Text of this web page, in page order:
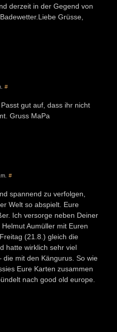
derzeit in der Gegend von
Grüsse,
#
gut auf, dass ihr nicht
Gruss MaPa
#
spannend zu verfolgen,
Welt so abspielt. Eure
Ich versorge neben Deiner
Aumüller mit Euren
(21.8.) gleich die
hatte wirklich sehr viel
die mit den Kängurus. So wie
Eure Karten zusammen
nach good old europe.